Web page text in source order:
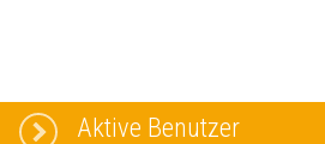
Aktive Benutzer